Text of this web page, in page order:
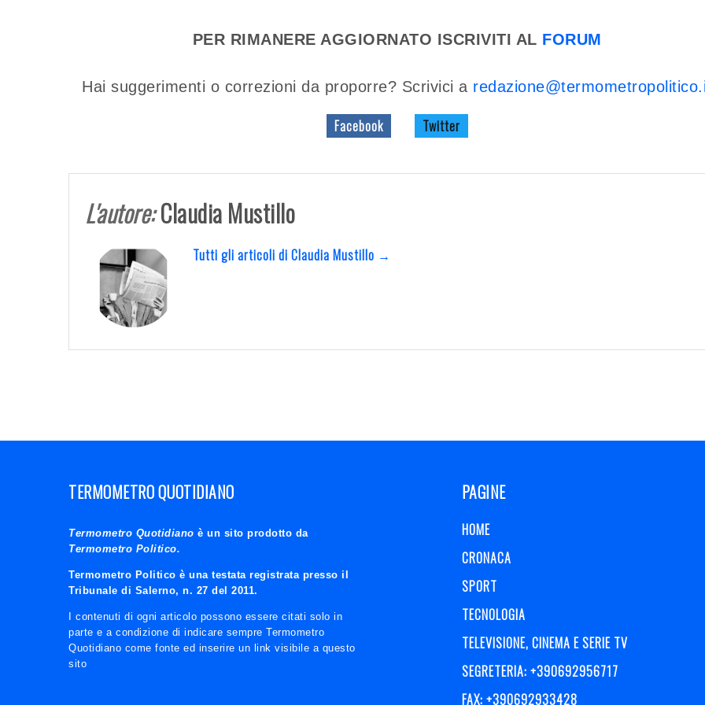
PER RIMANERE AGGIORNATO ISCRIVITI AL FORUM
Hai suggerimenti o correzioni da proporre? Scrivici a
Facebook Twitter
L'autore:Claudia Mustillo
Tutti gli articoli di Claudia Mustillo →
TERMOMETRO QUOTIDIANO
Termometro Quotidiano è un sito prodotto da
Termometro Politico.
Termometro Politico è una testata registrata presso il
Tribunale di Salerno, n. 27 del 2011.
I contenuti di ogni articolo possono essere citati solo in
parte e a condizione di indicare sempre Termometro
Quotidiano come fonte ed inserire un link visibile a questo
sito
PAGINE
HOME
CRONACA
SPORT
TECNOLOGIA
TELEVISIONE, CINEMA E SERIE TV
SEGRETERIA: +390692956717
FAX: +390692933428